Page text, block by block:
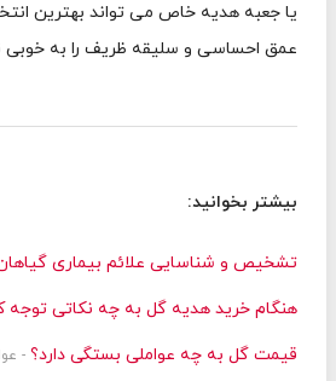
یا جعبه هدیه خاص می تواند بهترین
عمق احساسی و سلیقه ظریف را به
بیشتر بخوانید:
تشخیص و شناسایی علائم بیماری گیاهان
هنگام خرید هدیه گل به چه نکاتی توجه
قیمت گل به چه عواملی بستگی دارد؟ -